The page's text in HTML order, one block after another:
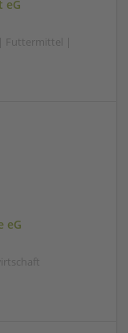
eG
Futtermittel |
eG